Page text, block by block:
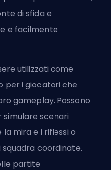
di sfida e
e facilmente
utilizzati come
per i giocatori che
gameplay. Possono
scenari
mira e i riflessi o
coordinate.
partite